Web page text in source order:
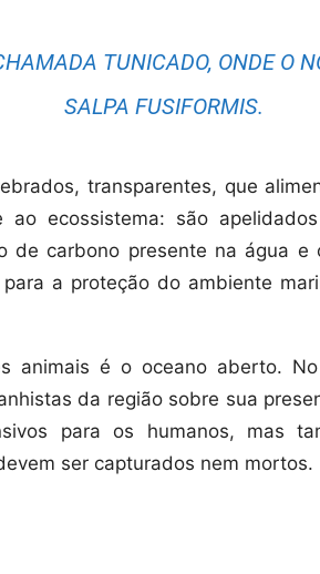
TUNICADO, ONDE O
SALPA FUSIFORMIS.
transparentes, que
ecossistema: são
de carbono presente na água e
a proteção do ambiente
animais é o oceano aberto.
da região sobre sua
para os humanos, mas
ser capturados nem mortos.